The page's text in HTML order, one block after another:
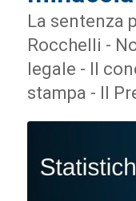
La sentenza
Rocchelli -
legale - Il
stampa - Il